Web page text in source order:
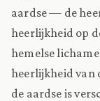
aardse — de
heerlijkheid op
hemelse
heerlijkheid van
de aardse is